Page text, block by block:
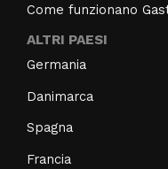
Come funzionano
ALTRI PAESI
Germania
Danimarca
Spagna
Francia